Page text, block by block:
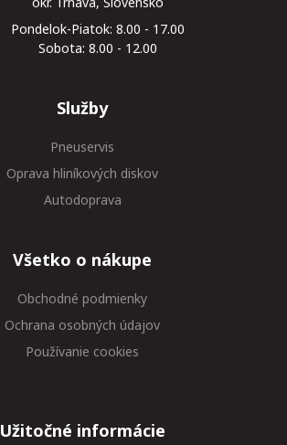
Pondelok-Piatok: 8.00 - 17.00
Sobota: 8.00 - 12.00
Služby
Pneuservis
Oprava hliníkových diskov
Autodoprava
Všetko o nákupe
Obchodné podmienky
Ochrana osobných údajov
Používanie cookies
Užitočné informácie